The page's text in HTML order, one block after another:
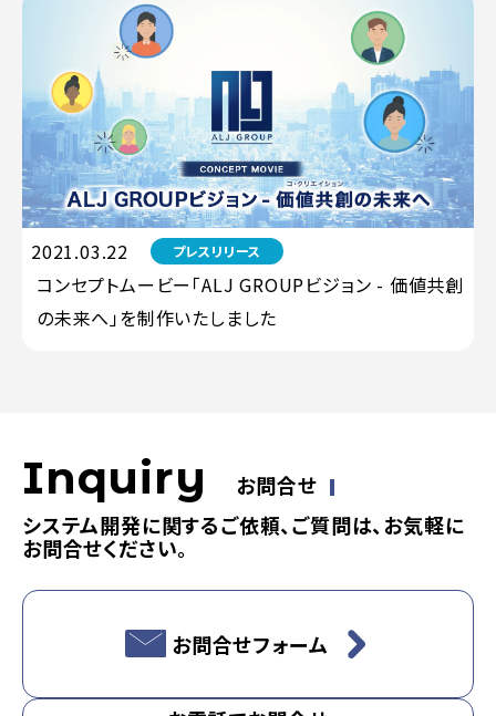
2021.03.22 プレスリリース
コンセプトムービー「ALJ GROUPビジョン - 価値共創
の未来へ」を制作いたしました
Inquiry
お問合せ
システム開発に関するご依頼、ご質問は、お気軽に
お問合せください。
お問合せフォーム